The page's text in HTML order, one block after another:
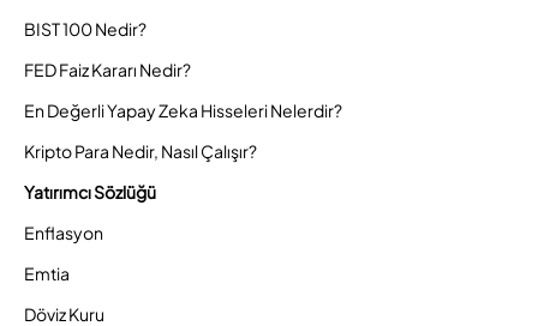
BIST 100 Nedir?
FED Faiz Kararı Nedir?
En Değerli Yapay Zeka Hisseleri Nelerdir?
Kripto Para Nedir, Nasıl Çalışır?
Yatırımcı Sözlüğü
Enflasyon
Emtia
Döviz Kuru